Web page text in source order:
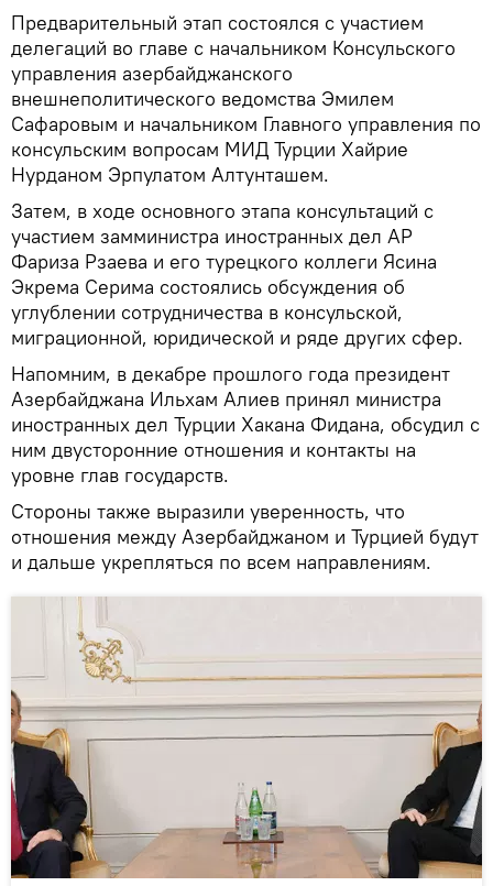
Предварительный этап состоялся с участием
делегаций во главе с начальником Консульского
управления азербайджанского
внешнеполитического ведомства Эмилем
Сафаровым и начальником Главного управления по
консульским вопросам МИД Турции Хайрие
Нурданом Эрпулатом Алтунташем.
Затем, в ходе основного этапа консультаций с
участием замминистра иностранных дел АР
Фариза Рзаева и его турецкого коллеги Ясина
Экрема Серима состоялись обсуждения об
углублении сотрудничества в консульской,
миграционной, юридической и ряде других сфер.
Напомним, в декабре прошлого года президент
Азербайджана Ильхам Алиев принял министра
иностранных дел Турции Хакана Фидана, обсудил с
ним двусторонние отношения и контакты на
уровне глав государств.
Стороны также выразили уверенность, что
отношения между Азербайджаном и Турцией будут
и дальше укрепляться по всем направлениям.